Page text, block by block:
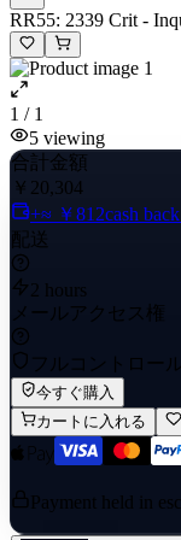
RR55: 2339 Crit -
1 / 1
5 viewing
合計金額
￥20,304
+≈ ￥812cash
配送
2 hours
メールアクセス権
フルコントロー
今すぐ購入
カートに入れる
Payment held in